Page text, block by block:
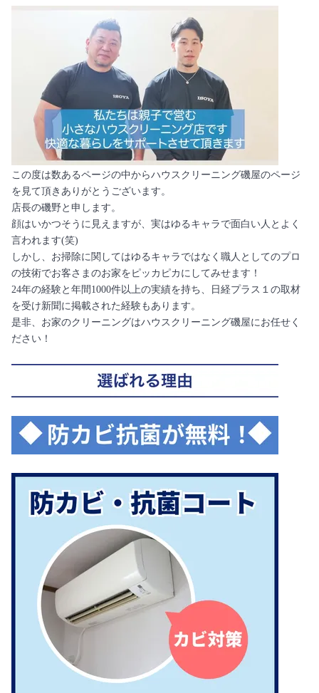
この度は数あるページの中からハウスクリーニング磯屋のページ
を見て頂きありがとうございます。
店長の磯野と申します。
顔はいかつそうに見えますが、実はゆるキャラで面白い人とよく
言われます(笑)
しかし、お掃除に関してはゆるキャラではなく職人としてのプロ
の技術でお客さまのお家をピッカピカにしてみせます！
24年の経験と年間1000件以上の実績を持ち、日経プラス１の取材
を受け新聞に掲載された経験もあります。
是非、お家のクリーニングはハウスクリーニング磯屋にお任せく
ださい！